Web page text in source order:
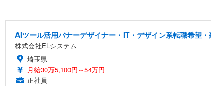
AIツール活用バナーデザイナー・IT・デザイン系転職希望
株式会社ELシステム
埼玉県
月給30万5,100円～54万円
正社員